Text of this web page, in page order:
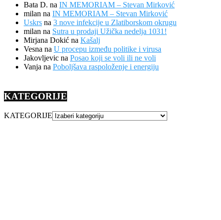
Bata D. na IN MEMORIAM – Stevan Mirković
milan na IN MEMORIAM – Stevan Mirković
Uskrs na 3 nove infekcije u Zlatiborskom okrugu
milan na Sutra u prodaji Užička nedelja 1031!
Mirjana Dokić na Kašalj
Vesna na U procepu između politike i virusa
Jakovljevic na Posao koji se voli ili ne voli
Vanja na Poboljšava raspoloženje i energiju
KATEGORIJE
KATEGORIJE